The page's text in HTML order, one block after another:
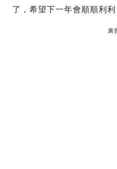
了，希望下一年會順順利利
廣